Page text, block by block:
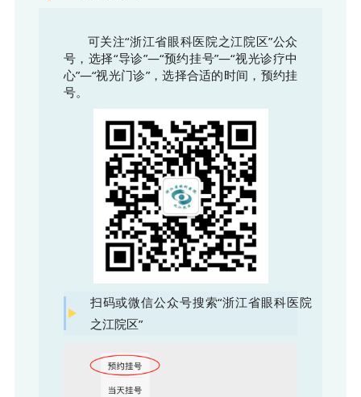
可关注“浙江省眼科医院之江院区”公众
号，选择“导诊”—“预约挂号”—“视光诊疗中
心”—“视光门诊”，选择合适的时间，预约挂
号。
扫码或微信公众号搜索“浙江省眼科医院
之江院区”